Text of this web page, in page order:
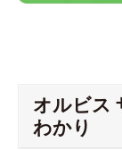
オルビス
わかり